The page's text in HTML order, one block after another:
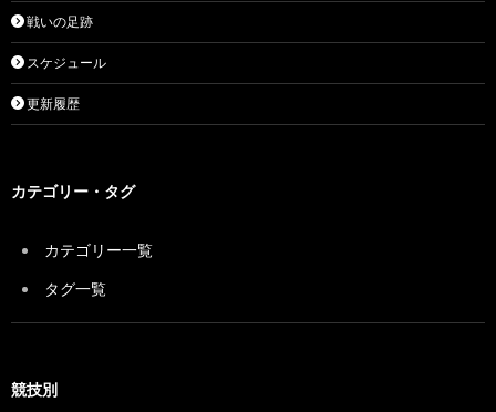
戦いの足跡
スケジュール
更新履歴
カテゴリー・タグ
カテゴリー一覧
タグ一覧
競技別